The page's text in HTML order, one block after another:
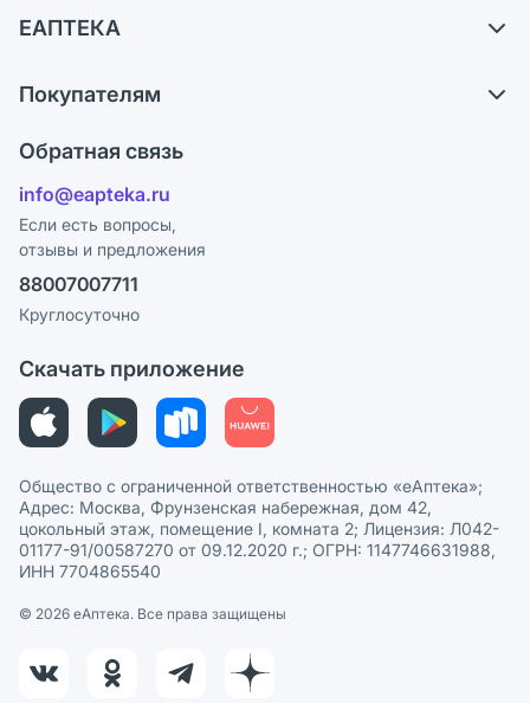
Самовывоз из аптек
Ответы на вопросы
Блог
ЕАПТЕКА
Карьера
Поставщики
Лицензия
Реклама на сайте
Ваши товары на ЕАПТЕКЕ
Покупателям
Программа СберСпасибо
Политика конфиденциальности
Пользовательское соглашение
Политика рекомендаций
Этика и соответствие
Политика в отношении обработки персональных данных
Обратная связь
info@eapteka.ru
Если есть вопросы,
отзывы и предложения
88007007711
Круглосуточно
Скачать приложение
Общество с ограниченной ответственностью «еАптека»;
Адрес: Москва, Фрунзенская набережная, дом 42,
цокольный этаж, помещение I, комната 2; Лицензия: Л042-
01177-91/00587270 от 09.12.2020 г.; ОГРН: 1147746631988,
ИНН 7704865540
© 2026 eАптека. Все права защищены